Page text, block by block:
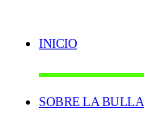
INICIO
SOBRE LA BULLA